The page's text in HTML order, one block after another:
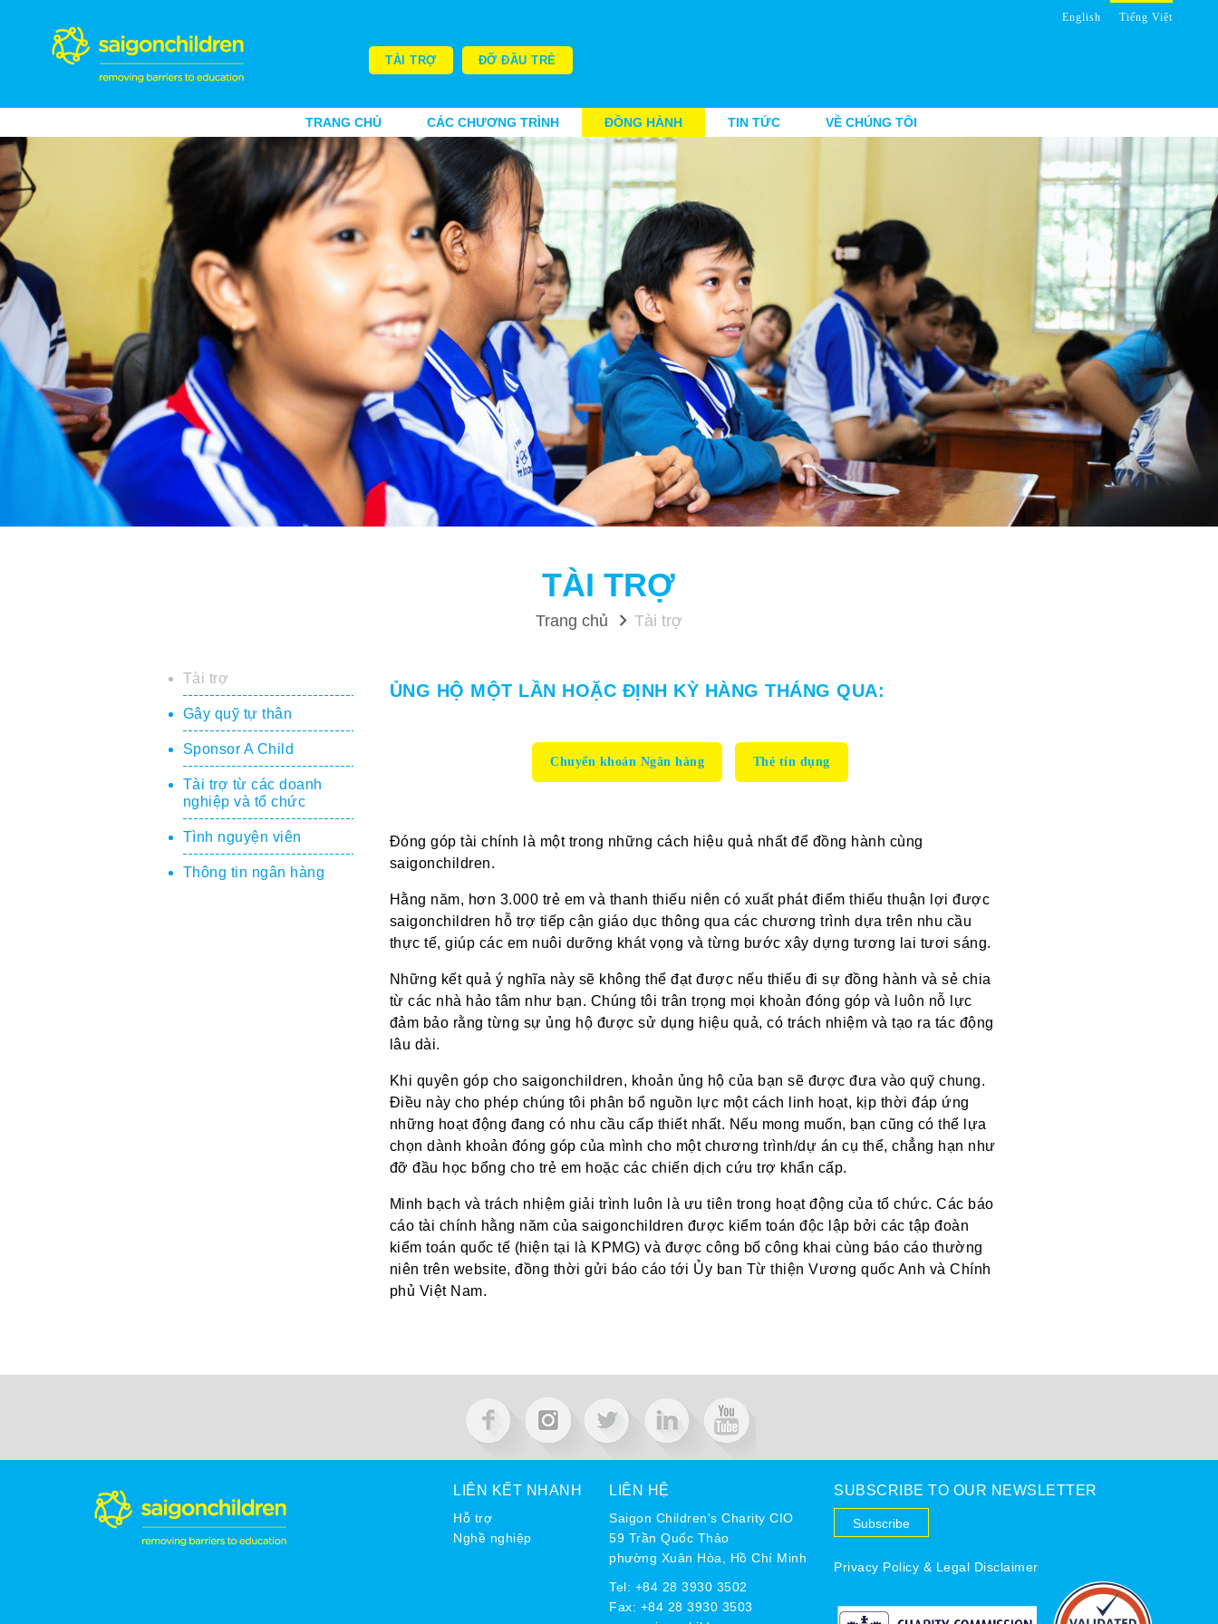
English Tiếng Việt
TÀI TRỢ ĐỠ ĐẦU TRẺ
TRANG CHỦ CÁC CHƯƠNG TRÌNH ĐỒNG HÀNH TIN TỨC VỀ CHÚNG TÔI
TÀI TRỢ
Trang chủ Tài trợ
Tài trợ
Gây quỹ tự thân
Sponsor A Child
Tài trợ từ các doanh
nghiệp và tổ chức
Tình nguyện viên
Thông tin ngân hàng
ỦNG HỘ MỘT LẦN HOẶC ĐỊNH KỲ HÀNG THÁNG QUA:
Chuyển khoản Ngân hàng Thẻ tín dụng
Đóng góp tài chính là một trong những cách hiệu quả nhất để đồng hành cùng
saigonchildren.
Hằng năm, hơn 3.000 trẻ em và thanh thiếu niên có xuất phát điểm thiếu thuận lợi được
saigonchildren hỗ trợ tiếp cận giáo dục thông qua các chương trình dựa trên nhu cầu
thực tế, giúp các em nuôi dưỡng khát vọng và từng bước xây dựng tương lai tươi sáng.
Những kết quả ý nghĩa này sẽ không thể đạt được nếu thiếu đi sự đồng hành và sẻ chia
từ các nhà hảo tâm như bạn. Chúng tôi trân trọng mọi khoản đóng góp và luôn nỗ lực
đảm bảo rằng từng sự ủng hộ được sử dụng hiệu quả, có trách nhiệm và tạo ra tác động
lâu dài.
Khi quyên góp cho saigonchildren, khoản ủng hộ của bạn sẽ được đưa vào quỹ chung.
Điều này cho phép chúng tôi phân bổ nguồn lực một cách linh hoạt, kịp thời đáp ứng
những hoạt động đang có nhu cầu cấp thiết nhất. Nếu mong muốn, bạn cũng có thể lựa
chọn dành khoản đóng góp của mình cho một chương trình/dự án cụ thể, chẳng hạn như
đỡ đầu học bổng cho trẻ em hoặc các chiến dịch cứu trợ khẩn cấp.
Minh bạch và trách nhiệm giải trình luôn là ưu tiên trong hoạt động của tổ chức. Các báo
cáo tài chính hằng năm của saigonchildren được kiểm toán độc lập bởi các tập đoàn
kiểm toán quốc tế (hiện tại là KPMG) và được công bố công khai cùng báo cáo thường
niên trên website, đồng thời gửi báo cáo tới Ủy ban Từ thiện Vương quốc Anh và Chính
phủ Việt Nam.
LIÊN KẾT NHANH
Hỗ trợ
Nghề nghiệp
LIÊN HỆ
Saigon Children's Charity CIO
59 Trần Quốc Thảo
phường Xuân Hòa, Hồ Chí Minh
Tel: +84 28 3930 3502
Fax: +84 28 3930 3503
SUBSCRIBE TO OUR NEWSLETTER
Subscribe
Privacy Policy & Legal Disclaimer